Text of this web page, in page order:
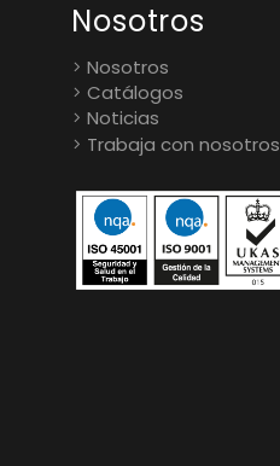
Nosotros
Nosotros
Catálogos
Noticias
Trabaja con nosotros